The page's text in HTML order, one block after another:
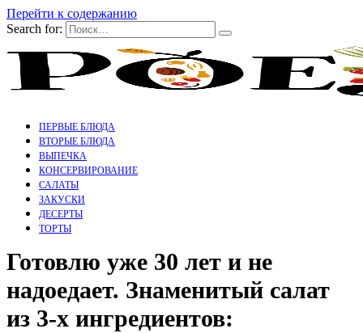
Перейти к содержанию
Search for:
ПЕРВЫЕ БЛЮДА
ВТОРЫЕ БЛЮДА
ВЫПЕЧКА
КОНСЕРВИРОВАНИЕ
САЛАТЫ
ЗАКУСКИ
ДЕСЕРТЫ
ТОРТЫ
Готовлю уже 30 лет и не
надоедает. Знаменитый салат
из 3-х ингредиентов: